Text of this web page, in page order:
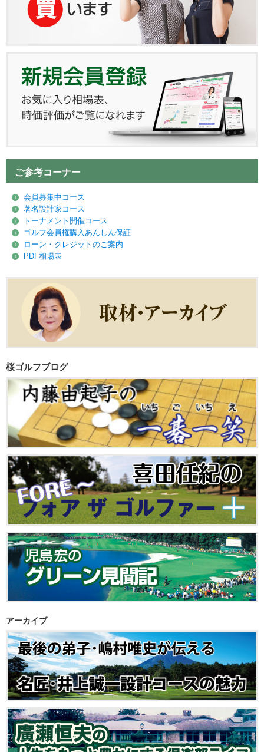
ご参考コーナー
会員募集中コース
著名設計家コース
トーナメント開催コース
ゴルフ会員権購入あんしん保証
ローン・クレジットのご案内
PDF相場表
桜ゴルフブログ
アーカイブ